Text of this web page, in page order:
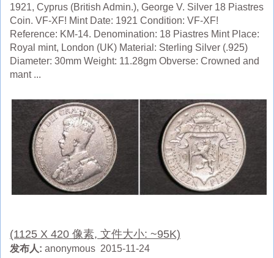
1921, Cyprus (British Admin.), George V. Silver 18 Piastres
Coin. VF-XF! Mint Date: 1921 Condition: VF-XF!
Reference: KM-14. Denomination: 18 Piastres Mint Place:
Royal mint, London (UK) Material: Sterling Silver (.925)
Diameter: 30mm Weight: 11.28gm Obverse: Crowned and
mant ...
(1125 X 420 像素, 文件大小: ~95K)
发布人: anonymous 2015-11-24